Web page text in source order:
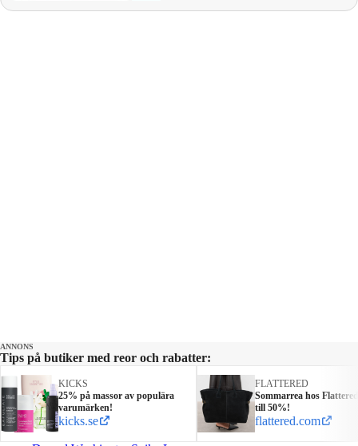
ANNONS
Tips på butiker med reor och rabatter:
KICKS
25% på massor av populära
varumärken!
kicks.se
FLATTERED
Sommarrea hos
till 50%!
flattered.com